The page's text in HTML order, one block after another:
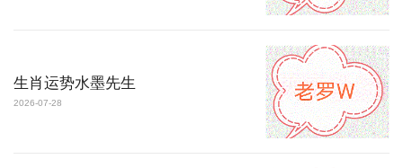
生肖运势水墨先生
2026-07-28